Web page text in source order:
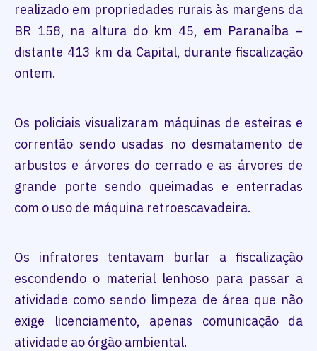
realizado em propriedades rurais às margens da
BR 158, na altura do km 45, em Paranaíba –
distante 413 km da Capital, durante fiscalização
ontem.
Os policiais visualizaram máquinas de esteiras e
correntão sendo usadas no desmatamento de
arbustos e árvores do cerrado e as árvores de
grande porte sendo queimadas e enterradas
com o uso de máquina retroescavadeira.
Os infratores tentavam burlar a fiscalização
escondendo o material lenhoso para passar a
atividade como sendo limpeza de área que não
exige licenciamento, apenas comunicação da
atividade ao órgão ambiental.